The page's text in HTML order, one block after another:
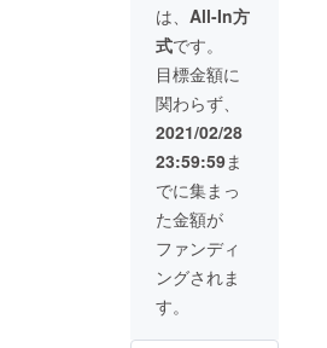
は、 All-In方
式です。
目標金額に
関わらず、
2021/02/28
23:59:59ま
でに集まっ
た金額が
ファンディ
ングされま
す。